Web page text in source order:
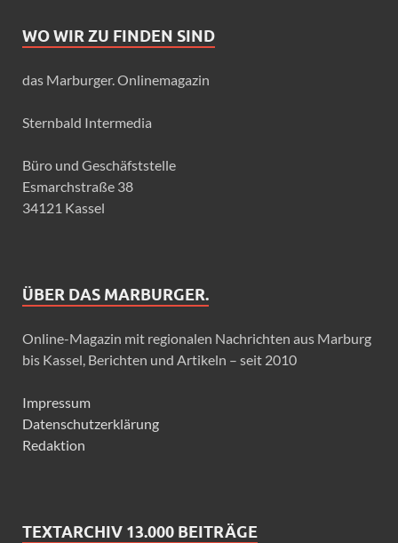
WO WIR ZU FINDEN SIND
das Marburger. Onlinemagazin
Sternbald Intermedia
Büro und Geschäfststelle
Esmarchstraße 38
34121 Kassel
ÜBER DAS MARBURGER.
Online-Magazin mit regionalen Nachrichten aus Marburg
bis Kassel, Berichten und Artikeln – seit 2010
Impressum
Datenschutzerklärung
Redaktion
TEXTARCHIV 13.000 BEITRÄGE